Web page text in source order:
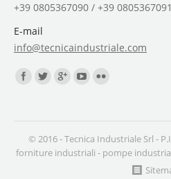
+39 0805367090 / +39 0805367091
E-mail
info@tecnicaindustriale.com
Find us on:
© 2016 - Tecnica Industriale Srl -
forniture industriali - pompe